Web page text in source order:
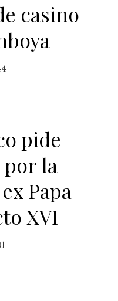
casino
pide
la
Papa
XVI